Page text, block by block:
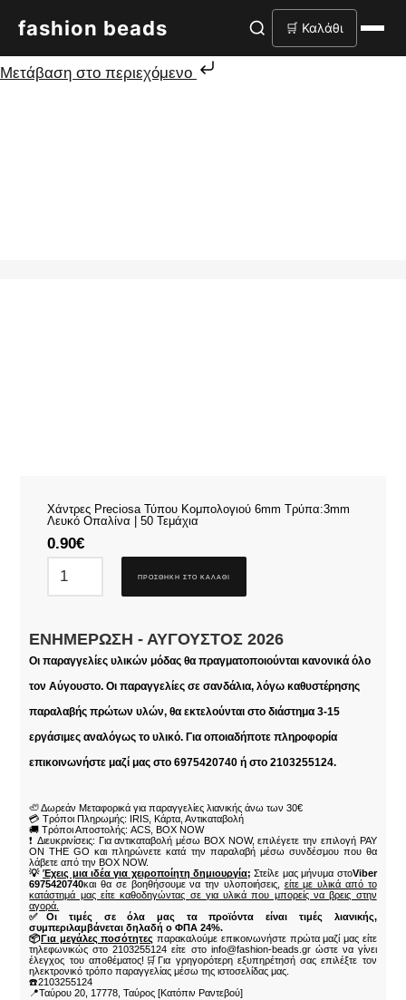
fashion beads 🛒 Καλάθι
Μετάβαση στο περιεχόμενο
Χάντρες Preciosa Τύπου Κομπολογιού 6mm Τρύπα:3mm
Λευκό Οπαλίνα | 50 Τεμάχια
0.90€
ΠΡΟΣΘΉΚΗ ΣΤΟ ΚΑΛΆΘΙ
ΕΝΗΜΈΡΩΣΗ - ΑΎΓΟΥΣΤΟΣ 2026
Οι παραγγελίες υλικών μόδας θα πραγματοποιούνται κανονικά όλο
τον Αύγουστο. Οι παραγγελίες σε σανδάλια, λόγω καθυστέρησης
παραλαβής πρώτων υλών, θα εκτελούνται στο διάστημα 3-15
εργάσιμες αναλόγως το υλικό. Για οποιαδήποτε πληροφορία
επικοινωνήστε μαζί μας στο 6975420740 ή στο 2103255124.
🦥 Δωρεάν Μεταφορικά για παραγγελίες λιανικής άνω των 30€
💳 Τρόποι Πληρωμής: IRIS, Κάρτα, Αντικαταβολή
🚚 Τρόποι Αποστολής: ACS, BOX NOW
❗ Διευκρινίσεις: Για αντικαταβολή μέσω BOX NOW, επιλέγετε την επιλογή PAY
ON THE GO και πληρώνετε κατά την παραλαβή μέσω συνδέσμου που θα
λάβετε από την BOX NOW.
💡Έχεις μια ιδέα για χειροποίητη δημιουργία; Στείλε μας μήνυμα στοViber
6975420740και θα σε βοηθήσουμε να την υλοποιήσεις, είτε με υλικά από το
κατάστημά μας είτε καθοδηγώντας σε για υλικά που μπορείς να βρεις στην
αγορά.
✅Οι τιμές σε όλα μας τα προϊόντα είναι τιμές λιανικής,
συμπεριλαμβάνεται δηλαδή ο ΦΠΑ 24%.
📦 Για μεγάλες ποσότητες παρακαλούμε επικοινωνήστε πρώτα μαζί μας είτε
τηλεφωνικώς στο 2103255124 είτε στο info@fashion-beads.gr ώστε να γίνει
έλεγχος του αποθέματος!🛒Για γρηγορότερη εξυπηρέτησή σας επιλέξτε τον
ηλεκτρονικό τρόπο παραγγελίας μέσω της ιστοσελίδας μας.
☎️2103255124
📍Ταύρου 20, 17778, Ταύρος [Κατόπιν Ραντεβού]